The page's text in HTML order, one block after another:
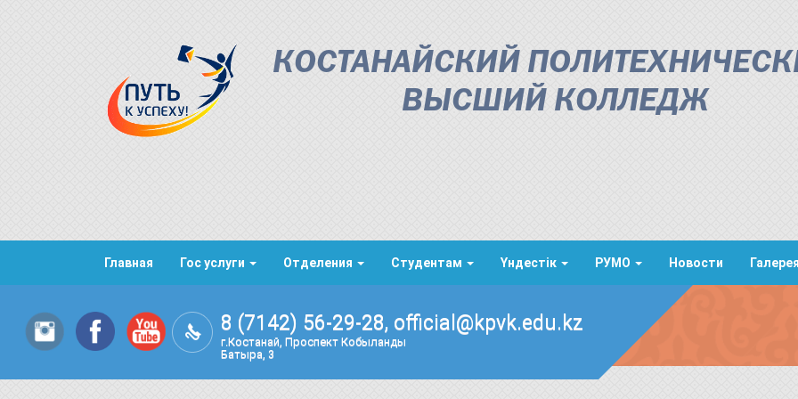
КОСТАНАЙСКИЙ
ВЫСШИЙ КОЛЛЕДЖ
Главная Гос услуги Отделения Студентам Үндестік РУМО Новости Галерея
8 (7142) 56-29-28, official@kpvk.edu.kz
г.Костанай, Проспект Кобыланды
Батыра, 3